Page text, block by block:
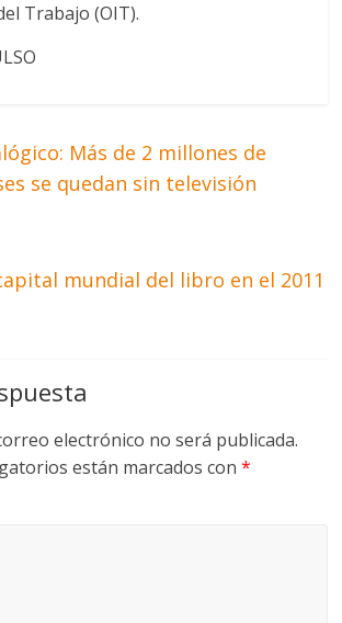
Trabajo (OIT).
Más de 2 millones de
se quedan sin televisión
mundial del libro en el 2011
electrónico no será publicada.
están marcados con*